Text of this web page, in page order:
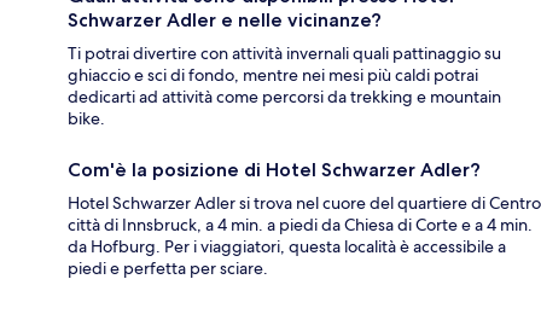
Schwarzer Adler e nelle vicinanze?
Ti potrai divertire con attività invernali quali pattinaggio su
ghiaccio e sci di fondo, mentre nei mesi più caldi potrai
dedicarti ad attività come percorsi da trekking e mountain
bike.
Com'è la posizione di Hotel Schwarzer Adler?
Hotel Schwarzer Adler si trova nel cuore del quartiere di Centro
città di Innsbruck, a 4 min. a piedi da Chiesa di Corte e a 4 min.
da Hofburg. Per i viaggiatori, questa località è accessibile a
piedi e perfetta per sciare.